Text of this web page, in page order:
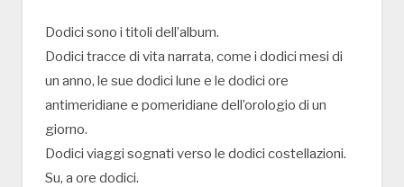
Dodici sono i titoli dell’album.
Dodici tracce di vita narrata, come i dodici mesi di
un anno, le sue dodici lune e le dodici ore
antimeridiane e pomeridiane dell’orologio di un
giorno.
Dodici viaggi sognati verso le dodici costellazioni.
Su, a ore dodici.